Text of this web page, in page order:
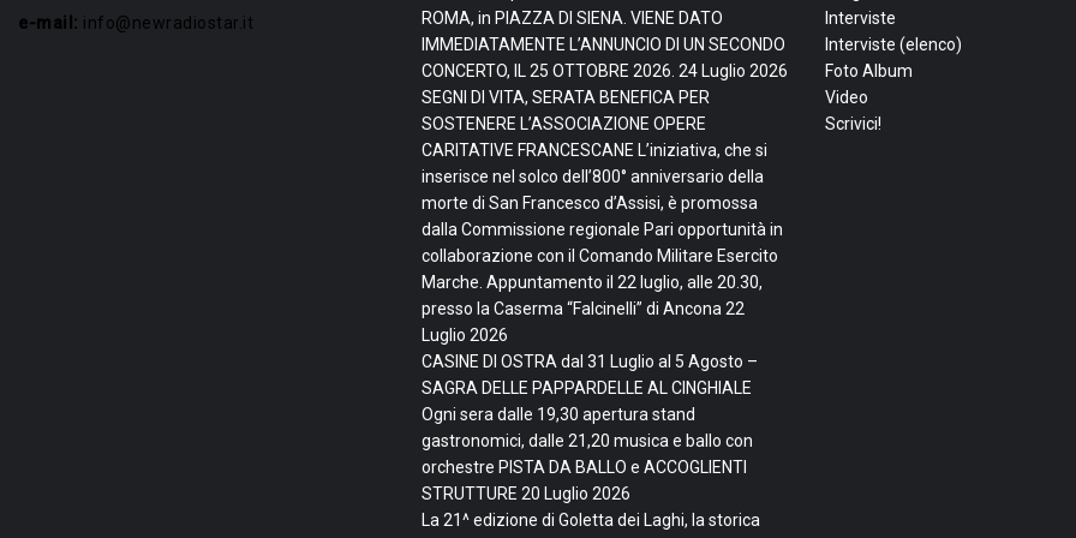
e-mail: info@newradiostar.it
ROMA, in PIAZZA DI SIENA. VIENE DATO
IMMEDIATAMENTE L’ANNUNCIO DI UN SECONDO
CONCERTO, IL 25 OTTOBRE 2026. 24 Luglio 2026
SEGNI DI VITA, SERATA BENEFICA PER
SOSTENERE L’ASSOCIAZIONE OPERE
CARITATIVE FRANCESCANE L’iniziativa, che si
inserisce nel solco dell’800° anniversario della
morte di San Francesco d’Assisi, è promossa
dalla Commissione regionale Pari opportunità in
collaborazione con il Comando Militare Esercito
Marche. Appuntamento il 22 luglio, alle 20.30,
presso la Caserma “Falcinelli” di Ancona22
Luglio 2026
CASINE DI OSTRA dal 31 Luglio al 5 Agosto –
SAGRA DELLE PAPPARDELLE AL CINGHIALE
Ogni sera dalle 19,30 apertura stand
gastronomici, dalle 21,20 musica e ballo con
orchestre PISTA DA BALLO e ACCOGLIENTI
STRUTTURE 20 Luglio 2026
La 21^ edizione di Goletta dei Laghi, la storica
Interviste
Interviste (elenco)
Foto Album
Video
Scrivici!